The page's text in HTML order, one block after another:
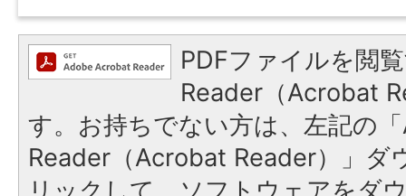
PDFファイルを閲
Reader（Acrobat
す。お持ちでない方は、左記の
Reader（Acrobat Reader）」ダ